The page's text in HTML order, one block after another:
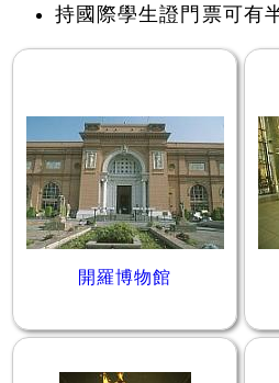
持國際學生證門票可有
開羅博物館